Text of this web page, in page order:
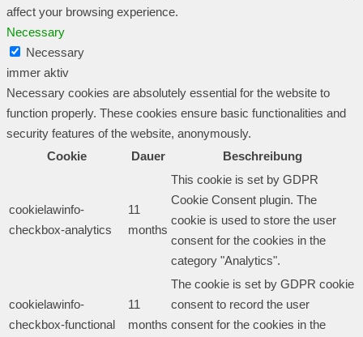
affect your browsing experience.
Necessary
Necessary
immer aktiv
Necessary cookies are absolutely essential for the website to
function properly. These cookies ensure basic functionalities and
security features of the website, anonymously.
Cookie
Dauer Beschreibung
cookielawinfo-
checkbox-analytics
11
months
This cookie is set by GDPR
Cookie Consent plugin. The
cookie is used to store the user
consent for the cookies in the
category "Analytics".
cookielawinfo-
checkbox-functional
11
months
The cookie is set by GDPR cookie
consent to record the user
consent for the cookies in the